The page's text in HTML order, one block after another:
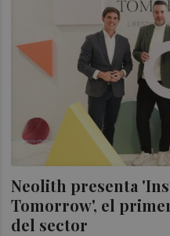
Neolith presenta
Tomorrow', el
del sector